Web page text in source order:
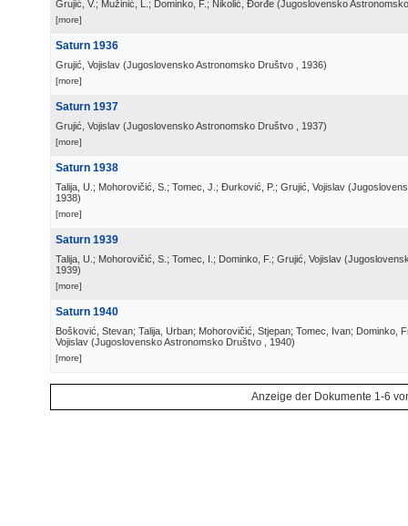
Grujić, V.; Mužinić, L.; Dominko, F.; Nikolić, Đorđe (Jugoslovensko
[more]
Saturn 1936
Grujić, Vojislav (Jugoslovensko Astronomsko Društvo , 1936)
[more]
Saturn 1937
Grujić, Vojislav (Jugoslovensko Astronomsko Društvo , 1937)
[more]
Saturn 1938
Talija, U.; Mohorovičić, S.; Tomec, J.; Đurković, P.; Grujić, Vojislav (
1938)
[more]
Saturn 1939
Talija, U.; Mohorovičić, S.; Tomec, I.; Dominko, F.; Grujić, Vojislav (
1939)
[more]
Saturn 1940
Bošković, Stevan; Talija, Urban; Mohorovičić, Stjepan; Tomec, Ivan; Dominko,
Vojislav (Jugoslovensko Astronomsko Društvo , 1940)
[more]
Anzeige der Dokumente 1-6